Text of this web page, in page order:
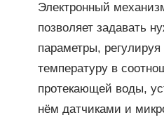
Электронный
позволяет задавать
параметры,
температуру в
протекающей воды,
нём датчиками и